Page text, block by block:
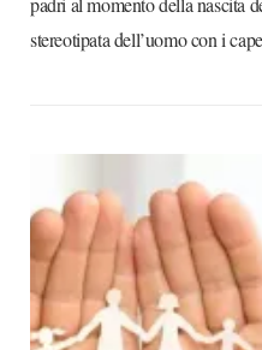
stereotipata dell’uomo con i